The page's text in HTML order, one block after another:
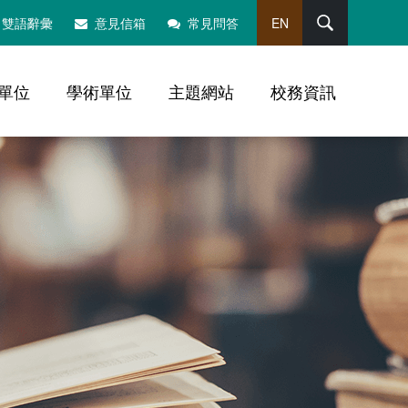
雙語辭彙 意見信箱 常見問答 EN
位 學術單位 主題網站 校務資訊